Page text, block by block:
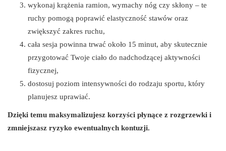
wykonaj krążenia ramion, wymachy nóg czy skłony – te
ruchy pomogą poprawić elastyczność stawów oraz
zwiększyć zakres ruchu,
cała sesja powinna trwać około 15 minut, aby skutecznie
przygotować Twoje ciało do nadchodzącej aktywności
fizycznej,
dostosuj poziom intensywności do rodzaju sportu, który
planujesz uprawiać.
Dzięki temu maksymalizujesz korzyści płynące z rozgrzewki i
zmniejszasz ryzyko ewentualnych kontuzji.